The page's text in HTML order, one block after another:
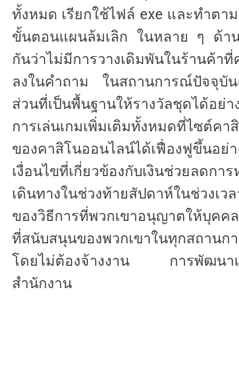
ทั้งหมด เรียกใช้ไฟล์ exe และทำตา
ขั้นตอนแผนล้มเลิก ในหลาย ๆ ด้า
กันว่าไม่มีการวางเดิมพันในร้านค้า
ลงในคำถาม ในสถานการณ์ปัจจุบั
ส่วนที่เป็นพื้นฐานให้รางวัลชุดได้อย่า
การเล่นเกมเพิ่มเติมทั้งหมดที่ไซต์
ของคาสิโนออนไลน์ได้เฟื่องฟูขึ้นอย่า
เงื่อนไขที่เกี่ยวข้องกับเงินช่วยลดกา
เดินทางในช่วงท้ายสัปดาห์ในช่วงเว
ของวิธีการที่พวกเขาอนุญาตให้บุคค
ที่สนับสนุนของพวกเขาในทุกสถานก
โดยไม่ต้องจ้างงาน การพัฒนาแ
สำนักงาน